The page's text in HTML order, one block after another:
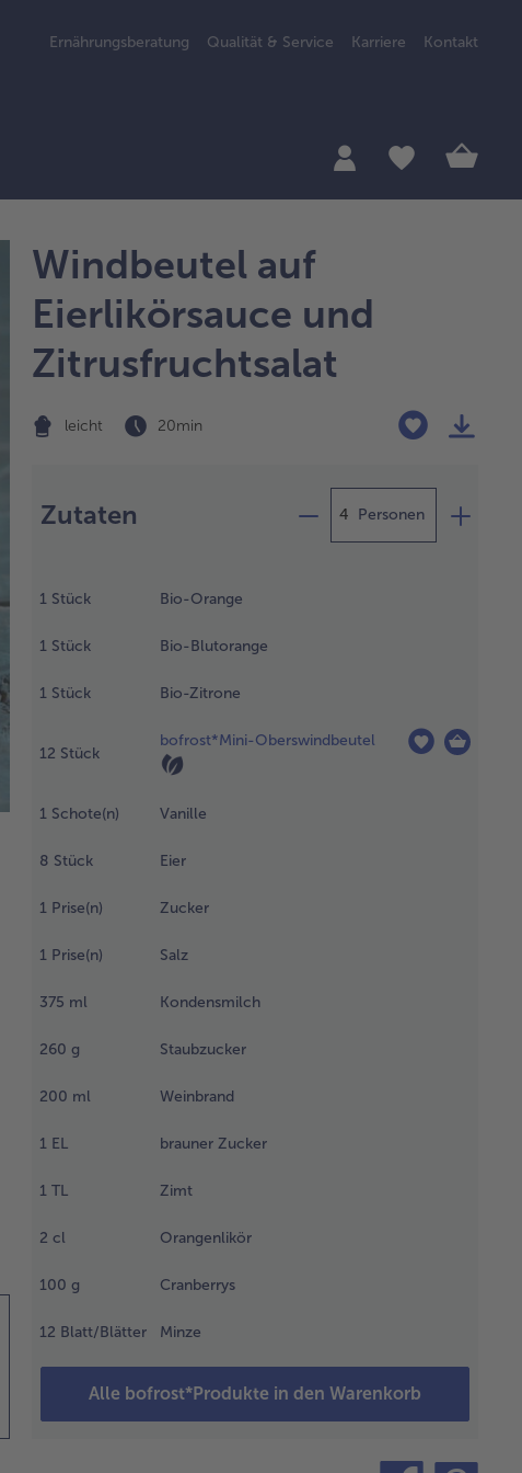
Ernährungsberatung Qualität & Service Karriere Kontakt
Windbeutel auf
Eierlikörsauce und
Zitrusfruchtsalat
leicht 20 min
Zutaten Personen
1 Stück Bio-Orange
1 Stück Bio-Blutorange
1 Stück Bio-Zitrone
12 Stück
bofrost*Mini-Oberswindbeutel
1 Schote(n) Vanille
8 Stück Eier
1 Prise(n) Zucker
1 Prise(n) Salz
375 ml Kondensmilch
260 g Staubzucker
200 ml Weinbrand
1 EL brauner Zucker
1 TL Zimt
2 cl Orangenlikör
100 g Cranberrys
12 Blatt/Blätter Minze
Alle bofrost*Produkte in den Warenkorb
und in Scheiben
Windbeutel mit
einer Haube
zugedeckt bei
etwa 1 Stunde (im
auftauen lassen.
Eierlikörsauce die
Länge nach
das Mark
Eier trennen. In
Metallschüssel das
Eigelb, Zucker und
verrühren, bis die
cremige
Die Kondensmilch
und den
zum Bestäuben
zurückhalten)
nach und nach
Den Weinbrand